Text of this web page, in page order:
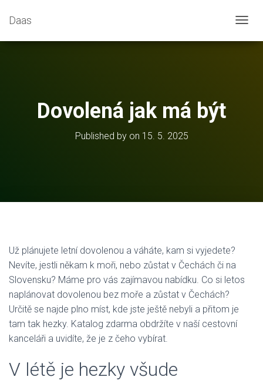
Daas
O
Dovolená jak má být
Published by on 15. 5. 2025
Už plánujete letní dovolenou a váháte, kam si vyjedete?
Nevíte, jestli někam k moři, nebo zůstat v Čechách či na
Slovensku? Máme pro vás zajímavou nabídku. Co si letos
naplánovat dovolenou bez moře a zůstat v Čechách?
Určitě se najde plno míst, kde jste ještě nebyli a přitom je
tam tak hezky. Katalog zdarma obdržíte v naší cestovní
kanceláři a uvidíte, že je z čeho vybírat.
V létě je hezky všude